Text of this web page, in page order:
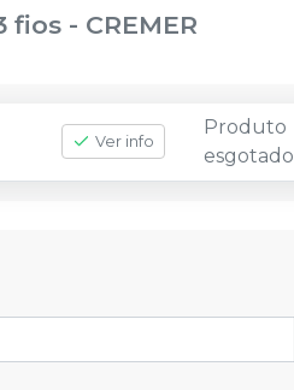
fios - CREMER
Ver info
Produto
esgotado